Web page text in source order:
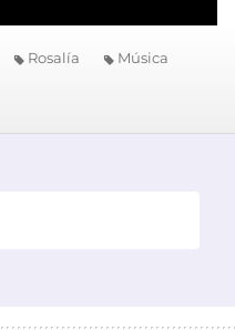
Rosalía Música